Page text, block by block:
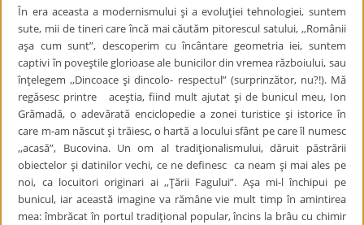
În era aceasta a modernismului şi a evoluţiei tehnologiei, suntem
sute, mii de tineri care încă mai căutăm pitorescul satului, ,,Românii
aşa cum sunt”, descoperim cu încântare geometria iei, suntem
captivi în poveştile glorioase ale bunicilor din vremea războiului, sau
înţelegem ,,Dincoace şi dincolo- respectul” (surprinzător, nu?!). Mă
regăsesc printre aceştia, fiind mult ajutat şi de bunicul meu, Ion
Grămadă, o adevărată enciclopedie a zonei turistice şi istorice în
care m-am născut şi trăiesc, o hartă a locului sfânt pe care îl numesc
,,acasă”, Bucovina. Un om al tradiţionalismului, dăruit păstrării
obiectelor şi datinilor vechi, ce ne definesc ca neam şi mai ales pe
noi, ca locuitori originari ai ,,Ţării Fagului”. Aşa mi-l închipui pe
bunicul, iar această imagine va rămâne vie mult timp în amintirea
mea: îmbrăcat în portul tradiţional popular, încins la brâu cu chimir